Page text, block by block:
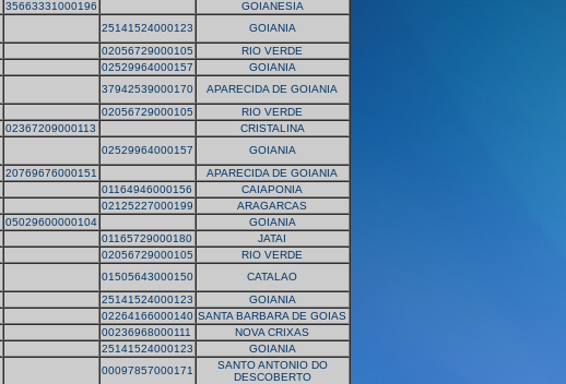
35663331000196
GOIANESIA
25141524000123
GOIANIA
02056729000105
RIO VERDE
02529964000157
GOIANIA
37942539000170
APARECIDA DE GOIANIA
02056729000105
RIO VERDE
02367209000113
CRISTALINA
02529964000157
GOIANIA
20769676000151
APARECIDA DE GOIANIA
01164946000156
CAIAPONIA
02125227000199
ARAGARCAS
05029600000104
GOIANIA
01165729000180
JATAI
02056729000105
RIO VERDE
01505643000150
CATALAO
25141524000123
GOIANIA
02264166000140 SANTA BARBARA DE GOIAS
00236968000111
NOVA CRIXAS
25141524000123
GOIANIA
00097857000171
SANTO ANTONIO DO
DESCOBERTO